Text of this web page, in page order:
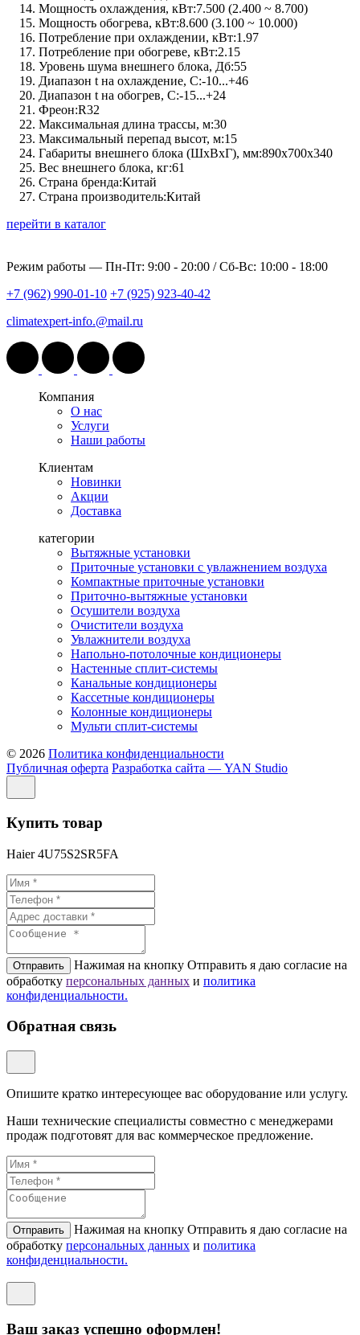
Мощность охлаждения, кВт:7.500 (2.400 ~ 8.700)
Мощность обогрева, кВт:8.600 (3.100 ~ 10.000)
Потребление при охлаждении, кВт:1.97
Потребление при обогреве, кВт:2.15
Уровень шума внешнего блока, Дб:55
Диапазон t на охлаждение, C:-10...+46
Диапазон t на обогрев, C:-15...+24
Фреон:R32
Максимальная длина трассы, м:30
Максимальный перепад высот, м:15
Габариты внешнего блока (ШхВхГ), мм:890х700х340
Вес внешнего блока, кг:61
Страна бренда:Китай
Страна производитель:Китай
перейти в каталог
Режим работы — Пн-Пт: 9:00 - 20:00 / Сб-Вс: 10:00 - 18:00
+7 (962) 990-01-10 +7 (925) 923-40-42
climatexpert-info.@mail.ru
Компания
О нас
Услуги
Наши работы
Клиентам
Новинки
Акции
Доставка
категории
Вытяжные установки
Приточные установки с увлажнением воздуха
Компактные приточные установки
Приточно-вытяжные установки
Осушители воздуха
Очистители воздуха
Увлажнители воздуха
Напольно-потолочные кондиционеры
Настенные сплит-системы
Канальные кондиционеры
Кассетные кондиционеры
Колонные кондиционеры
Мульти сплит-системы
© 2026 Политика конфиденциальности
Публичная оферта Разработка сайта — YAN Studio
Купить товар
Haier 4U75S2SR5FA
Отправить
Нажимая на кнопку Отправить я даю согласие на
обработку персональных данных и политикa
конфиденциальности.
Обратная связь
Опишите кратко интересующее вас оборудование или услугу.
Наши технические специалисты совместно с менеджерами
продаж подготовят для вас коммерческое предложение.
Отправить
Нажимая на кнопку Отправить я даю согласие на
обработку персональных данных и политикa
конфиденциальности.
Ваш заказ успешно оформлен!